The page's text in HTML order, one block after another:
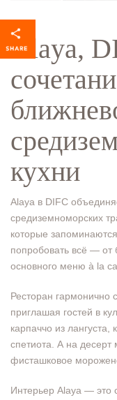
Alaya,
кухни
Alaya в DIFC
средиземноморских
которые
попробовать всё — от
основного меню à la
Ресторан гармонично
приглашая гостей в
карпаччо из лангуста,
спетиота. А на
фисташковое
Интерьер Alaya — это